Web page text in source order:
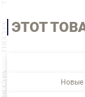
ЭТОТ
Новые